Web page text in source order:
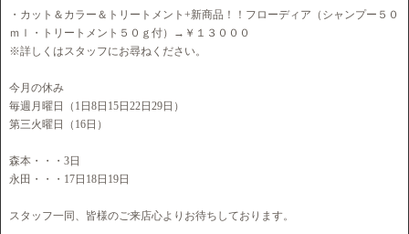
・カット＆カラー＆トリートメント+新商品！！フローディア（シャンプー５０
ｍｌ・トリートメント５０ｇ付）→￥１３０００
※詳しくはスタッフにお尋ねください。
今月の休み
毎週月曜日（1日8日15日22日29日）
第三火曜日（16日）
森本・・・3日
永田・・・17日18日19日
スタッフ一同、皆様のご来店心よりお待ちしております。